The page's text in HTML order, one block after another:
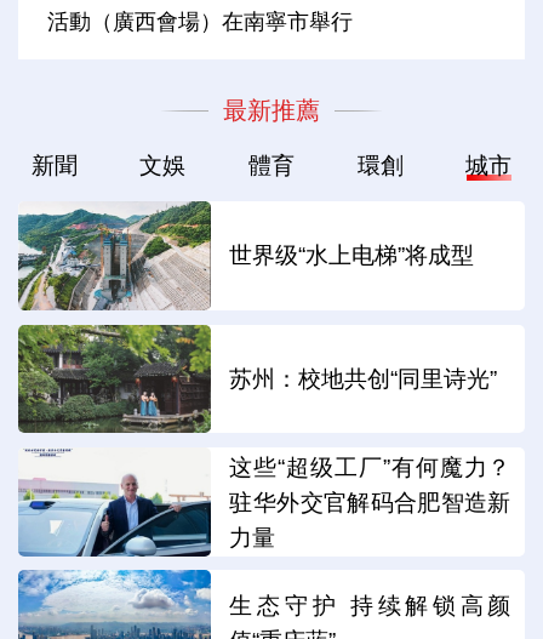
活動（廣西會場）在南寧市舉行
最新推薦
新聞 文娛 體育 環創 城市
世界级“水上电梯”将成型
苏州：校地共创“同里诗光”
这些“超级工厂”有何魔力？
驻华外交官解码合肥智造新
力量
生态守护 持续解锁高颜